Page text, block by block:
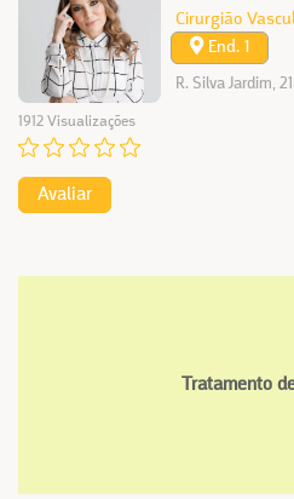
1912 Visualizações
Avaliar
Cirurgião
End. 1
R. Silva Jardim,
Tratamento